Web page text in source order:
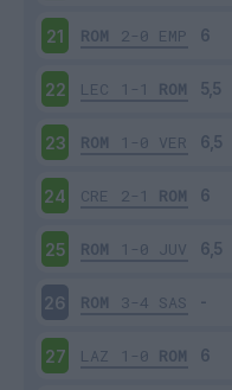
21 ROM 2-0 EMP
22 LEC 1-1 ROM
23 ROM 1-0 VER
24 CRE 2-1 ROM
25 ROM 1-0 JUV
26 ROM 3-4 SAS
27 LAZ 1-0 ROM